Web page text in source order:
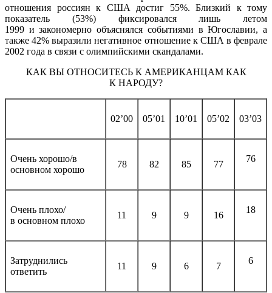
отношения россиян к США достиг 55%. Близкий к тому
показатель (53%) фиксировался лишь летом
1999 и закономерно объяснялся событиями в Югославии, а
также 42% выразили негативное отношение к США в феврале
2002 года в связи с олимпийскими скандалами.
КАК ВЫ ОТНОСИТЕСЬ К АМЕРИКАНЦАМ КАК
К НАРОДУ?
02’00 05’01 10’01 05’02 03’03
Очень хорошо/в
основном хорошо
78 82 85 77
76
Очень плохо/
в основном плохо
11 9 9 16
18
Затруднились
ответить
11 9 6 7
6